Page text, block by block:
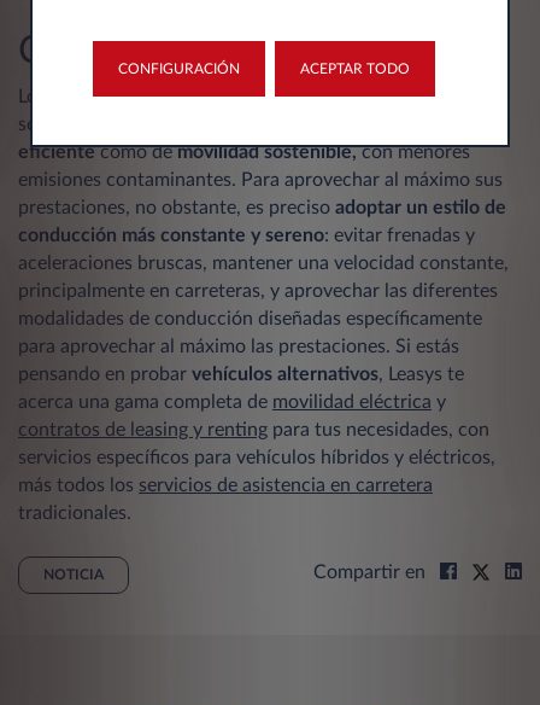
Conclusiones
Los vehículos híbridos representan un gran avance en el
sector automotor, tanto en términos de
eficientecomo demovilidad sostenible,con menores
emisiones contaminantes. Para aprovechar al máximo sus
prestaciones, no obstante, es preciso adoptar un estilo de
conducción más constante y sereno: evitar frenadas y
aceleraciones bruscas, mantener una velocidad constante,
principalmente en carreteras, y aprovechar las diferentes
modalidades de conducción diseñadas específicamente
para aprovechar al máximo las prestaciones. Si estás
pensando en probar vehículos alternativos, Leasys te
acerca una gama completa de movilidad eléctrica y
contratos de leasing y renting para tus necesidades, con
servicios específicos para vehículos híbridos y eléctricos,
más todos los servicios de asistencia en carretera
tradicionales.
NOTICIA Compartir en
CONFIGURACIÓN ACEPTAR TODO